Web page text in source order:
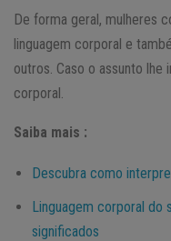
De forma geral, mulheres
linguagem corporal e
outros. Caso o assunto lhe
corporal.
Saiba mais :
Descubra como
Linguagem corporal do
significados